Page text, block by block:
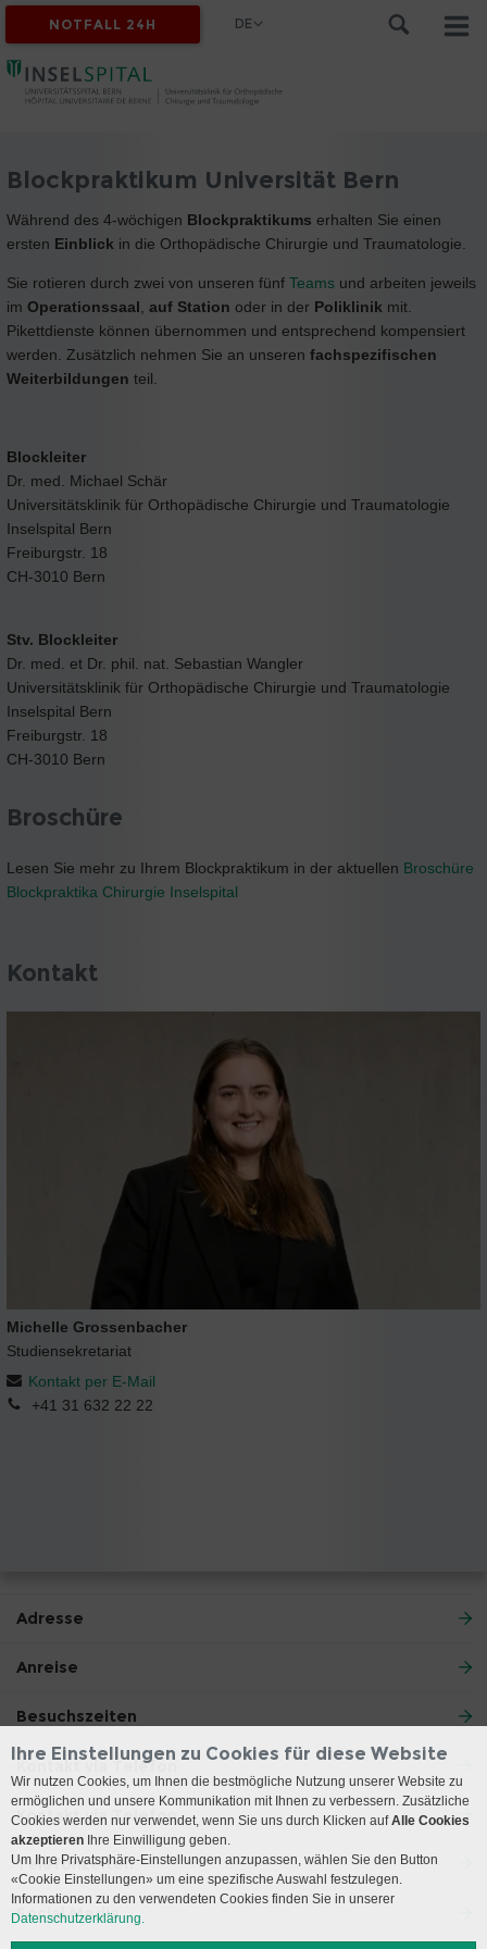
NOTFALL 24H DE
Blockpraktikum Universität Bern
Während des 4-wöchigen Blockpraktikums erhalten Sie einen
ersten Einblick in die Orthopädische Chirurgie und Traumatologie.
Sie rotieren durch zwei von unseren fünf Teams und arbeiten jeweils
im Operationssaal auf Station oder in der Poliklinik mit.
Pikettdienste können übernommen und entsprechend kompensiert
werden. Zusätzlich nehmen Sie an unseren fachspezifischen
Weiterbildungen teil.
Blockleiter
Dr. med. Michael Schär
Universitätsklinik für Orthopädische Chirurgie und Traumatologie
Inselspital Bern
Freiburgstr. 18
CH-3010 Bern
Stv. Blockleiter
Dr. med. et Dr. phil. nat. Sebastian Wangler
Universitätsklinik für Orthopädische Chirurgie und Traumatologie
Inselspital Bern
Freiburgstr. 18
CH-3010 Bern
Broschüre
Lesen Sie mehr zu Ihrem Blockpraktikum in der aktuellen Broschüre
Blockpraktika Chirurgie Inselspital
Kontakt
Michelle Grossenbacher
Studiensekretariat
Kontakt per E-Mail
+41 31 632 22 22
Adresse
Anreise
Besuchszeiten
Kontakt via Telefon
Kontakt via Telefon
Telefonzeiten
Social Media
Ihre Einstellungen zu Cookies für diese Website
Wir nutzen Cookies, um Ihnen die bestmögliche Nutzung unserer Website zu
ermöglichen und unsere Kommunikation mit Ihnen zu verbessern. Zusätzliche
Cookies werden nur verwendet, wenn Sie uns durch Klicken aufAlle Cookies
akzeptieren Ihre Einwilligung geben.
Um Ihre Privatsphäre-Einstellungen anzupassen, wählen Sie den Button
«Cookie Einstellungen» um eine spezifische Auswahl festzulegen.
Informationen zu den verwendeten Cookies finden Sie in unserer
Datenschutzerklärung.